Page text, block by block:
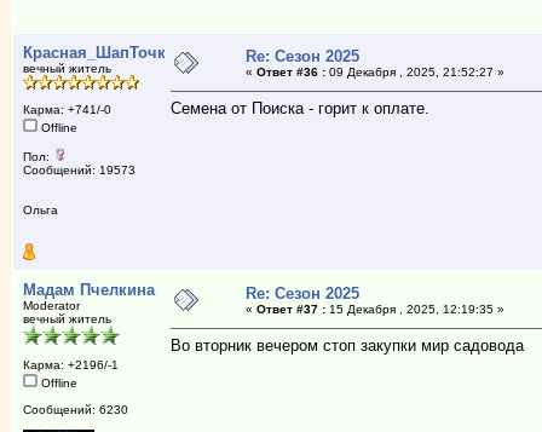
Красная_ШапТочка
вечный житель
Карма: +741/-0
Offline
Пол:
Сообщений: 19573
Ольга
Re: Сезон 2025
« Ответ #36 :09 Декабря , 2025, 21:52:27 »
Семена от Поиска - горит к оплате.
Мадам Пчелкина
Moderator
вечный житель
Карма: +2196/-1
Offline
Сообщений: 6230
Re: Сезон 2025
« Ответ #37 :15 Декабря , 2025, 12:19:35 »
Во вторник вечером стоп закупки мир садовода